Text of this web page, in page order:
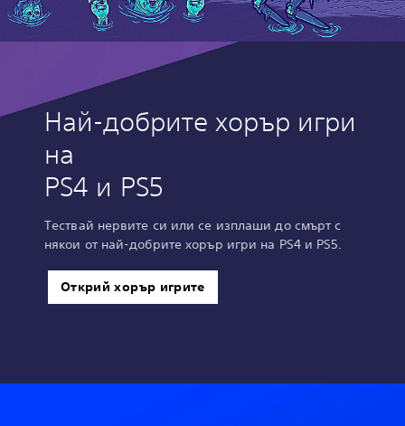
Най-добрите хорър игри
на
PS4 и PS5
Тествай нервите си или се изплаши до смърт с
някои от най-добрите хорър игри на PS4 и PS5.
Открий хорър игрите